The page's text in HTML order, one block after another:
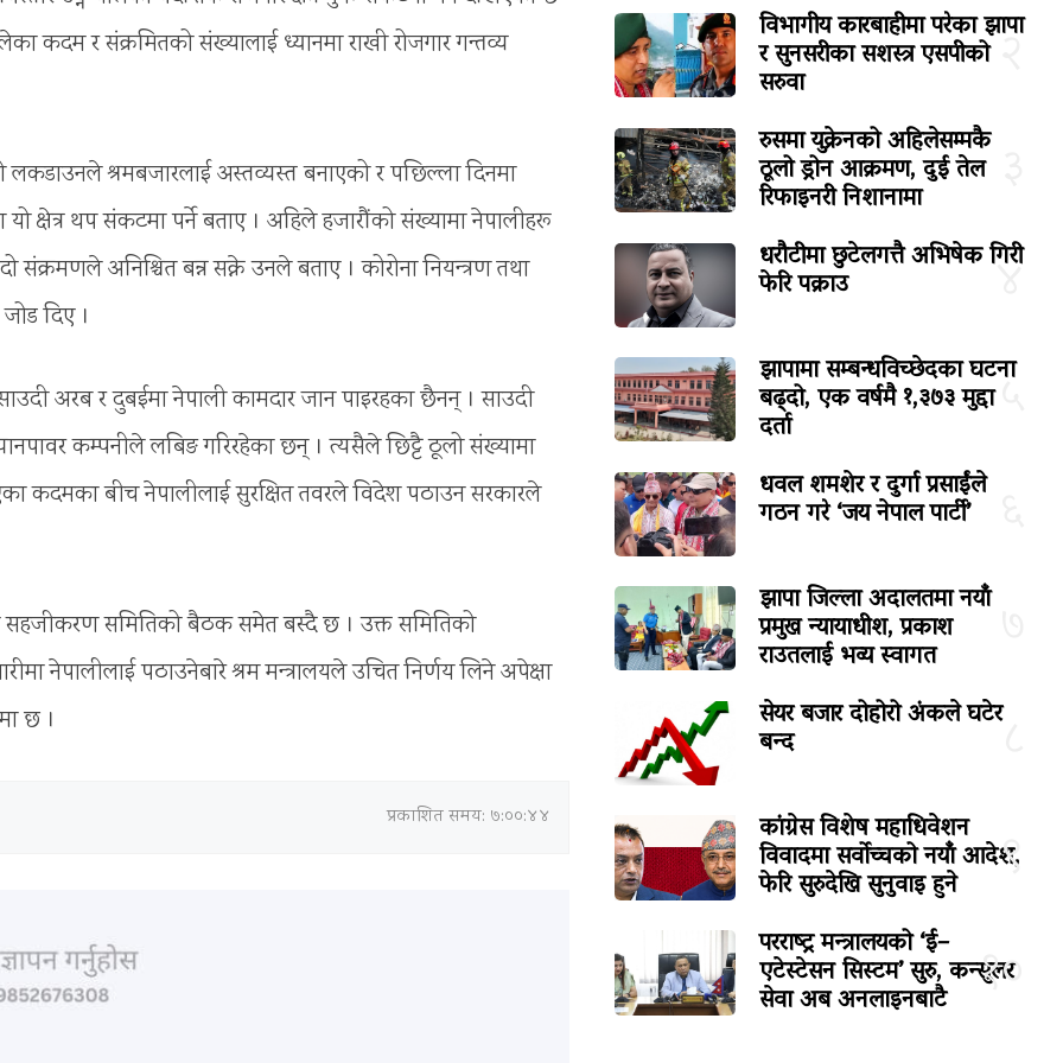
कदम र संक्रमितको संख्यालाई ध्यानमा राखी रोजगार गन्तव्य
श्रमबजारलाई अस्तव्यस्त बनाएको र पछिल्ला दिनमा
क्षेत्र थप संकटमा पर्ने बताए । अहिले हजारौंको संख्यामा नेपालीहरू
संक्रमणले अनिश्चित बन्न सक्ने उनले बताए । कोरोना नियन्त्रण तथा
दिए ।
अरब र दुबईमा नेपाली कामदार जान पाइरहका छैनन् । साउदी
कम्पनीले लबिङ गरिरहेका छन् । त्यसैले छिट्टै ठूलो संख्यामा
कदमका बीच नेपालीलाई सुरक्षित तवरले विदेश पठाउन सरकारले
सहजीकरण समितिको बैठक समेत बस्दै छ । उक्त समितिको
नेपालीलाई पठाउनेबारे श्रम मन्त्रालयले उचित निर्णय लिने अपेक्षा
मा छ ।
प्रकाशित समय: ७:००:४४
२
विभागीय कारबाहीमा परेका झापा
र सुनसरीका सशस्त्र एसपीको
सरुवा
रुसमा युक्रेनको अहिलेसम्मकै
ठूलो ड्रोन आक्रमण, दुई तेल
रिफाइनरी निशानामा
४
धरौटीमा छुटेलगत्तै अभिषेक गिरी
फेरि पक्राउ
५
झापामा सम्बन्धविच्छेदका घटना
बढ्दो, एक वर्षमै १,३७३ मुद्दा
दर्ता
धवल शमशेर र दुर्गा प्रसाईंले
गठन गरे ‘जय नेपाल पार्टी’
झापा जिल्ला अदालतमा नयाँ
प्रमुख न्यायाधीश, प्रकाश
राउतलाई भव्य स्वागत
सेयर बजार दोहोरो अंकले घटेर
बन्द
९
कांग्रेस विशेष महाधिवेशन
विवादमा सर्वोच्चको नयाँ आदेश,
फेरि सुरुदेखि सुनुवाइ हुने
१०
परराष्ट्र मन्त्रालयको ‘ई–
एटेस्टेसन सिस्टम’ सुरु, कन्सुलर
सेवा अब अनलाइनबाटै